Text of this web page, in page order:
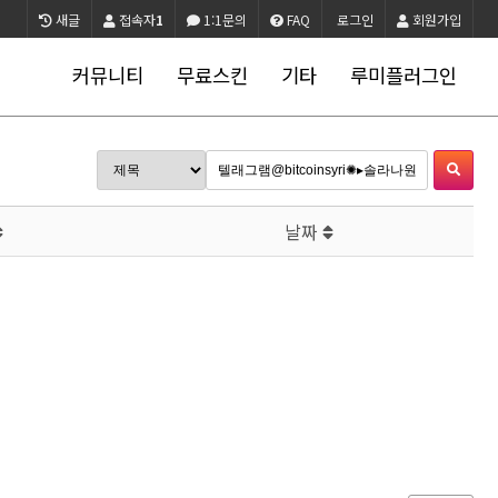
회원가입
로그인
FAQ
1:1문의
접속자1
새글
커뮤니티 무료스킨 기타 루미플러그인
날짜